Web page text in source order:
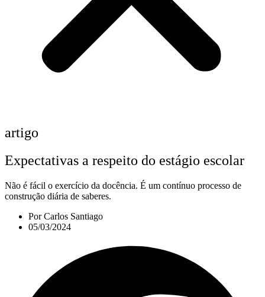
artigo
Expectativas a respeito do estágio escolar
Não é fácil o exercício da docência. É um contínuo processo de
construção diária de saberes.
PorCarlos Santiago
05/03/2024